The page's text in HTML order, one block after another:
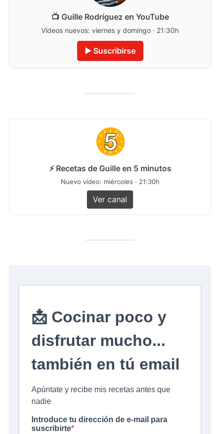
📺 Guille Rodríguez en YouTube
Vídeos nuevos: viernes y domingo · 21:30h
▶️ Suscribirse
⚡ Recetas de Guille en 5 minutos
Nuevo vídeo: miércoles · 21:30h
Ver canal